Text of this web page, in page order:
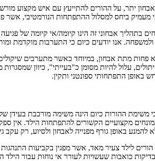
יתר, על ההורים להתייעץ עם איש מקצוע
ביחס למסלול ההתפתחות הנורמטיבי, אשר
בתהליך אבחוני זה הינו קיומה/אי קיומה של
ולמשפחה. אנו יודעים כיום כי התערבות
לא פחות מתת אבחון, במיוחד כאשר מתערבים
עלול להיות מסומן כ"בעייתי", כיוון
באופן התפתחותי ספונטני ותקין.
משימת ההורות כיום הינה משימה מורכבת
מקצועיים הקשורים להתפתחות הילד. אין
באופן גורף מפנייה לאבחון ולסיוע, רק עקב
הורים לילד צעיר מאד, אשר מפגין בקביעות
בדיקות כואבות שעשויות לעורר אי נוחות עבור